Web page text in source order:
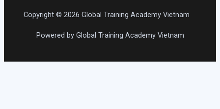
Copyright © 2026 Global Training Academy Vietnam
Powered by Global Training Academy Vietnam